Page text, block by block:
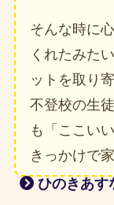
そんな時に
くれたみた
ットを取り
不登校の生
も「ここい
きっかけで
ひのきあす